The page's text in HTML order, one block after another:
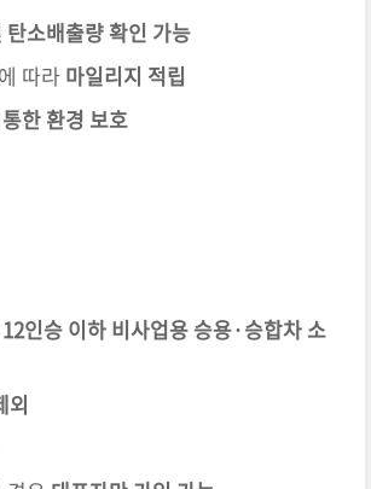
탄소배출량 확인 가능
따라 마일리지 적립
한 환경 보호
인승 이하 비사업용 승용·승합차 소
외